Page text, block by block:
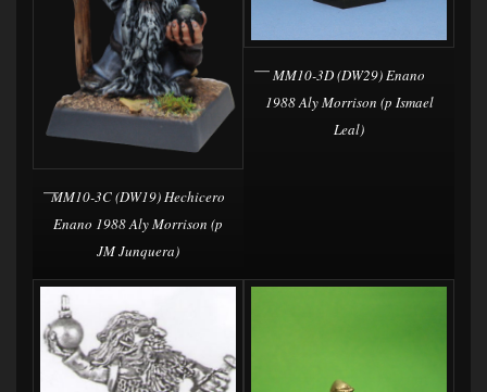
MM10-3C (DW19) Hechicero
Enano 1988 Aly Morrison (p
JM Junquera)
MM10-3D (DW29) Enano
1988 Aly Morrison (p Ismael
Leal)